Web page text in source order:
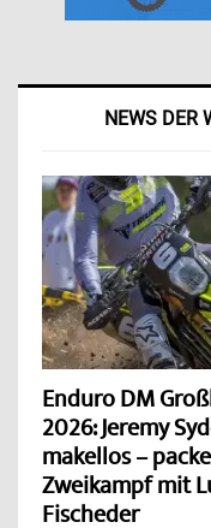
NEWS DER
Enduro DM
2026: Jeremy
makellos –
Zweikampf mit
Fischeder